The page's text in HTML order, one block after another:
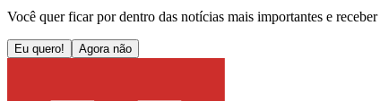
Você quer ficar por dentro das notícias mais importantes e receber
Eu quero! Agora não